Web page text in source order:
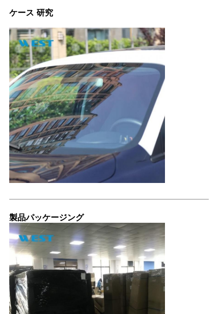
ケース 研究
製品パッケージング